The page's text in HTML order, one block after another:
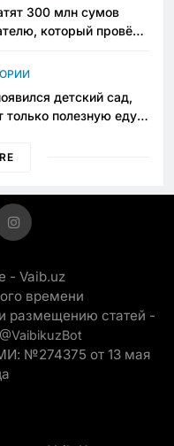
300 млн сумов
который провёл
детский сад,
только полезную еду.
без сахара»
- Vaib.uz
времени
размещению статей -
@VaibikuzBot
№274375 от 13 мая